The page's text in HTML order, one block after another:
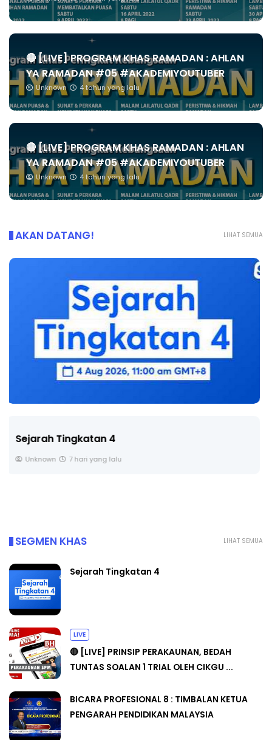
🔴 [LIVE] PROGRAM KHAS RAMADAN : AHLAN
YA RAMADAN #05 #AKADEMIYOUTUBER
Unknown 4 tahun yang lalu
🔴 [LIVE] PROGRAM KHAS RAMADAN : AHLAN
YA RAMADAN #05 #AKADEMIYOUTUBER
Unknown 4 tahun yang lalu
LIHAT SEMUA
AKAN DATANG!
LIVE
🔴 [LIVE] PRINSIP PERAKAUNAN, BEDAH TUNTAS
LIHAT SEMUA
SEGMEN KHAS
Sejarah Tingkatan 4
LIVE
🔴 [LIVE] PRINSIP PERAKAUNAN, BEDAH
TUNTAS SOALAN 1 TRIAL OLEH CIKGU ...
BICARA PROFESIONAL 8 : TIMBALAN KETUA
PENGARAH PENDIDIKAN MALAYSIA